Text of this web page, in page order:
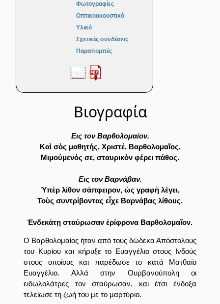
Φωτογραφίες
Οπτικοακουστικό
Υλικό
Σχετικές συνδέσεις
Παραπομπές
Βιογραφία
Eις τον Bαρθολομαίον.
Καὶ σὸς μαθητής, Χριστέ, Βαρθολομαῖος,
Μιμούμενός σε, σταυρικὸν φέρει πάθος.
Eις τον Bαρνάβαν.
Ὑπὲρ λίθον σάπφειρον, ὡς γραφὴ λέγει,
Τοὺς συντρίβοντας εἶχε Βαρνάβας λίθους.
Ἑνδεκάτῃ σταύρωσαν ἐρίφρονα Βαρθολομαῖον.
Ο Βαρθολομαίος ήταν από τους δώδεκα Απόστολους
του Κυρίου και κήρυξε το Ευαγγέλιο στους Ινδούς
στους οποίους και παρέδωσε το κατά Ματθαίο
Ευαγγέλιο. Αλλά στην Ουρβανούπολη οι
ειδωλολάτρες τον σταύρωσαν, και έτσι ένδοξα
τελείωσε τη ζωή του με το μαρτύριο.